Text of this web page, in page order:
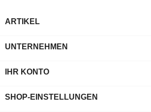
ARTIKEL
UNTERNEHMEN
IHR KONTO
SHOP-EINSTELLUNGEN